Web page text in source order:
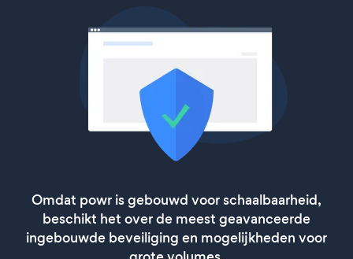
Omdat powr is gebouwd voor schaalbaarheid,
beschikt het over de meest geavanceerde
ingebouwde beveiliging en mogelijkheden voor